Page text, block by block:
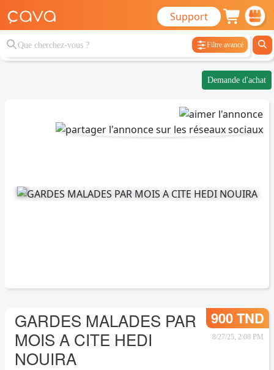
Support
Filtre avancé
Demande d'achat
GARDES MALADES PAR
MOIS A CITE HEDI
NOUIRA
900 TND
8/27/25, 2:08 PM